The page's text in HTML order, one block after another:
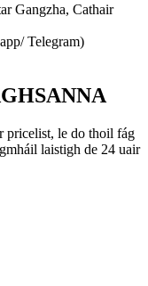
Gangzha, Cathair
Telegram)
pricelist, le do thoil fág
laistigh de 24 uair